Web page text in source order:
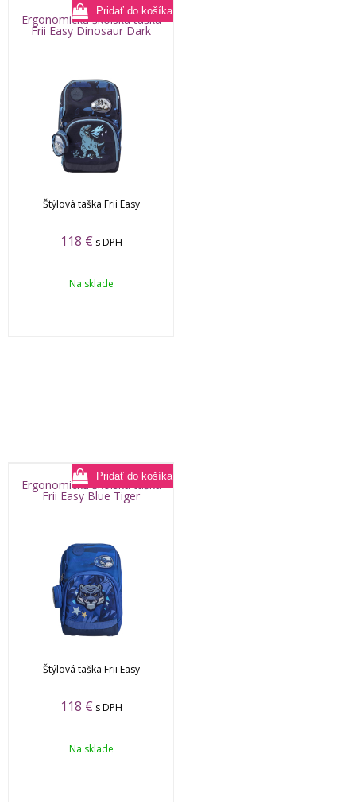
Ergonomická školská taška
Frii Easy Dinosaur Dark
Štýlová taška Frii Easy
118 € s DPH
Na sklade
Ergonomická školská taška
Frii Easy Blue Tiger
Štýlová taška Frii Easy
118 € s DPH
Na sklade